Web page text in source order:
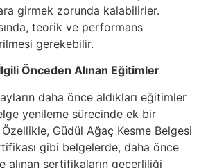
girmek zorunda kalabilirler.
teorik ve performans
gerekebilir.
Önceden Alınan Eğitimler
daha önce aldıkları eğitimler
yenileme sürecinde ek bir
Güdül Ağaç Kesme Belgesi
gibi belgelerde, daha önce
alınan sertifikaların geçerliliği